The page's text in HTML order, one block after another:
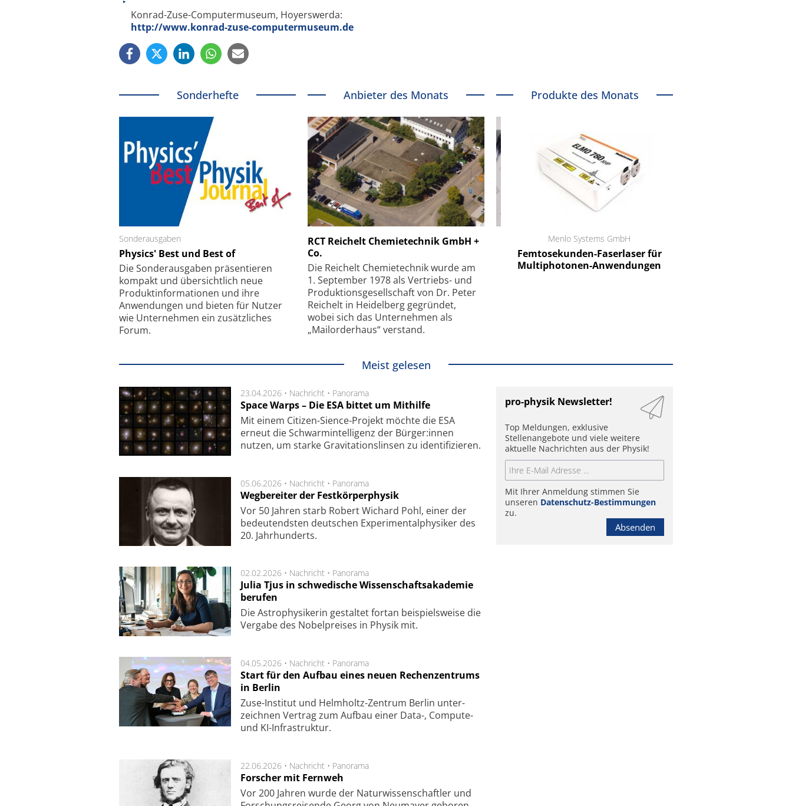
Konrad-Zuse-Computermuseum, Hoyerswerda:
http://www.konrad-zuse-computermuseum.de
Sonderhefte
Sonderausgaben
Physics' Best und Best of
Die Sonder­ausgaben präsentieren
kompakt und übersichtlich neue
Produkt­informationen und ihre
Anwendungen und bieten für Nutzer
wie Unternehmen ein zusätzliches
Forum.
Anbieter des Monats
RCT Reichelt Chemietechnik GmbH +
Co.
Die Reichelt Chemietechnik wurde am
1. September 1978 als Vertriebs- und
Produktionsgesellschaft von Dr. Peter
Reichelt in Heidelberg gegründet,
wobei sich das Unternehmen als
„Mailorderhaus“ verstand.
Produkte des Monats
Faserkoppler mit Super-
Feinfokussierungsmechanismus
SmarAct GmbH
kleinstem Raum
Menlo Systems GmbH
Femtosekunden-Faserlaser für
Multiphotonen-Anwendungen
Meist gelesen
23.04.2026 • Nachricht • Panorama
Space Warps – Die ESA bittet um Mithilfe
Mit einem Citizen-Sience-Projekt möchte die ESA
erneut die Schwarmintelligenz der Bürger:innen
nutzen, um starke Gravitationslinsen zu identifizieren.
05.06.2026 • Nachricht • Panorama
Wegbereiter der Festkörperphysik
Vor 50 Jahren starb Robert Wichard Pohl, einer der
bedeutendsten deutschen Experimentalphysiker des
20. Jahrhunderts.
02.02.2026 • Nachricht • Panorama
Julia Tjus in schwedische Wissenschaftsakademie
berufen
Die Astro­physi­kerin ge­stal­tet fort­an bei­spiels­wei­se die
Ver­ga­be des Nobel­prei­ses in Phy­sik mit.
04.05.2026 • Nachricht • Panorama
Start für den Aufbau eines neuen Rechenzentrums
in Berlin
Zuse-Insti­tut und Helm­holtz-Zen­trum Ber­lin un­ter­
zeich­nen Ver­trag zum Auf­bau einer Data-, Compute-
und KI-Infra­struk­tur.
22.06.2026 • Nachricht • Panorama
Forscher mit Fernweh
Vor 200 Jahren wurde der Naturwissenschaftler und
pro-physik Newsletter!
Top Meldungen, exklusive
Stellenangebote und viele weitere
aktuelle Nachrichten aus der Physik!
Mit Ihrer Anmeldung stimmen Sie
unseren Datenschutz-Bestimmungen
zu.
Absenden